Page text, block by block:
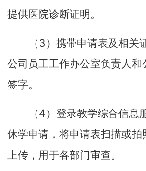
提供医院诊断证明。
（3 ）携带申请表及相关
公司员工工作办公室负责人和
签字。
（4）登录教学综合信息
休学申请，将申请表扫描或拍
上传，用于各部门审查。